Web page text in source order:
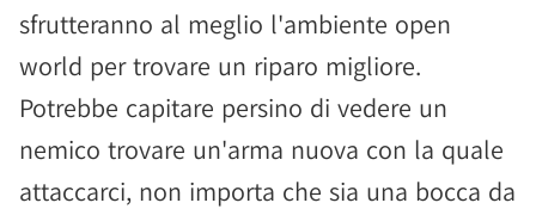
sfrutteranno al meglio l'ambiente open
world per trovare un riparo migliore.
Potrebbe capitare persino di vedere un
nemico trovare un'arma nuova con la quale
attaccarci, non importa che sia una bocca da